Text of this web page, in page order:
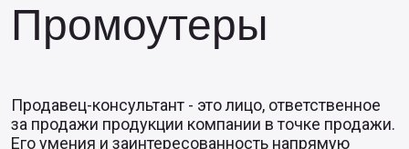
Промоутеры
Продавец-консультант - это лицо, ответственное
за продажи продукции компании в точке продажи.
Его умения и заинтересованность напрямую